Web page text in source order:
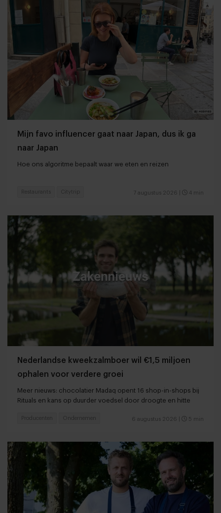
Mijn favo influencer gaat naar Japan, dus ik ga
naar Japan
Hoe ons algoritme bepaalt waar we eten en reizen
7 augustus 2026 4 min
Restaurants Citytrip
Nederlandse kweekzalmboer wil €1,5 miljoen
ophalen voor verdere groei
Meer nieuws: chocolatier Madaq opent 16 shop-in-shops bij
Rituals en kans op duurder voedsel door droogte en hitte
6 augustus 2026 5 min
Producenten Ondernemen